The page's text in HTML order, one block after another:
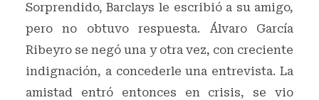
Sorprendido, Barclays le escribió a su amigo,
pero no obtuvo respuesta. Álvaro García
Ribeyro se negó una y otra vez, con creciente
indignación, a concederle una entrevista. La
amistad entró entonces en crisis, se vio